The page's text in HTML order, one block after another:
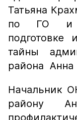
Татьяна
по ГО и
подготовке
тайны
района Анна
Начальник
району